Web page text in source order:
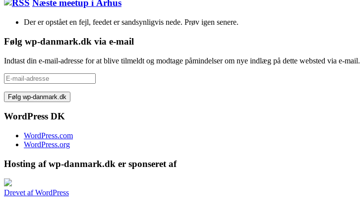
Næste meetup i Århus
Der er opstået en fejl, feedet er sandsynligvis nede. Prøv igen senere.
Følg wp-danmark.dk via e-mail
Indtast din e-mail-adresse for at blive tilmeldt og modtage påmindelser om nye indlæg på dette websted via e-mail.
E-
mail-
adresse
WordPress DK
WordPress.com
WordPress.org
Hosting af wp-danmark.dk er sponseret af
Drevet af WordPress